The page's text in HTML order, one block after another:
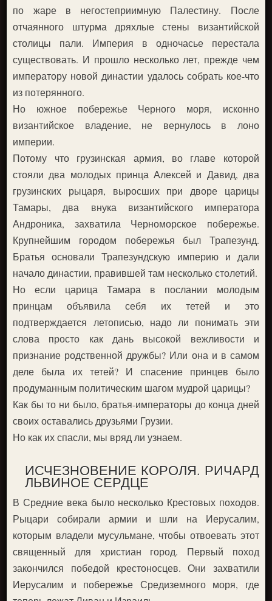
по жаре в негостеприимную Палестину. После
отчаянного штурма дряхлые стены византийской
столицы пали. Империя в одночасье перестала
существовать. И прошло несколько лет, прежде чем
императору новой династии удалось собрать кое-что
из потерянного.
Но южное побережье Черного моря, исконно
византийское владение, не вернулось в лоно
империи.
Потому что грузинская армия, во главе которой
стояли два молодых принца Алексей и Давид, два
грузинских рыцаря, выросших при дворе царицы
Тамары, два внука византийского императора
Андроника, захватила Черноморское побережье.
Крупнейшим городом побережья был Трапезунд.
Братья основали Трапезундскую империю и дали
начало династии, правившей там несколько столетий.
Но если царица Тамара в послании молодым
принцам объявила себя их тетей и это
подтверждается летописью, надо ли понимать эти
слова просто как дань высокой вежливости и
признание родственной дружбы? Или она и в самом
деле была их тетей? И спасение принцев было
продуманным политическим шагом мудрой царицы?
Как бы то ни было, братья-императоры до конца дней
своих оставались друзьями Грузии.
Но как их спасли, мы вряд ли узнаем.
ИСЧЕЗНОВЕНИЕ КОРОЛЯ. РИЧАРД
ЛЬВИНОЕ СЕРДЦЕ
В Средние века было несколько Крестовых походов.
Рыцари собирали армии и шли на Иерусалим,
которым владели мусульмане, чтобы отвоевать этот
священный для христиан город. Первый поход
закончился победой крестоносцев. Они захватили
Иерусалим и побережье Средиземного моря, где